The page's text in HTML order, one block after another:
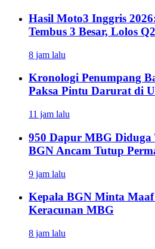
Hasil Moto3 Inggris
Tembus 3 Besar, Lolos Q2
8 jam lalu
Kronologi Penumpang
Paksa Pintu Darurat di
11 jam lalu
950 Dapur MBG Diduga
BGN Ancam Tutup
9 jam lalu
Kepala BGN Minta
Keracunan MBG
8 jam lalu